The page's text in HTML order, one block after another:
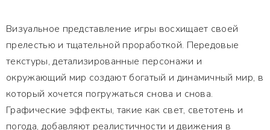
Визуальное представление игры восхищает своей
прелестью и тщательной проработкой. Передовые
текстуры, детализированные персонажи и
окружающий мир создают богатый и динамичный мир, в
который хочется погружаться снова и снова.
Графические эффекты, такие как свет, светотень и
погода, добавляют реалистичности и движения в